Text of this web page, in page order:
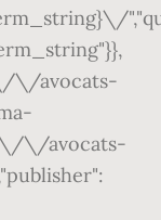
\/avocats-
\/avocats-